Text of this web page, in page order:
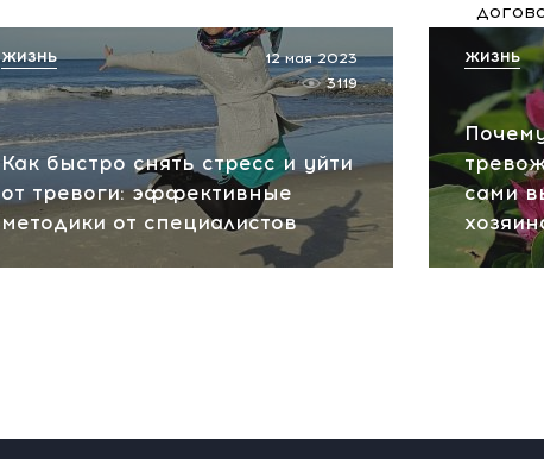
игры
Как быстро снять стресс и уйти
от тревоги: эффективные
методики от специалистов
12 мая 2023
3119
ЖИЗНЬ
сами
ЖИЗНЬ